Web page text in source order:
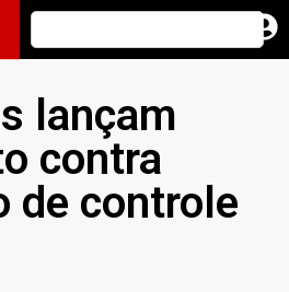
lançam
contra
de controle